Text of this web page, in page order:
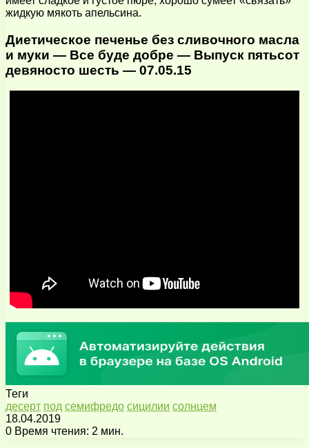
жидкую мякоть апельсина.
Диетическое печенье без сливочного масла
и муки — Все буде добре — Выпуск пятьсот
девяносто шесть — 07.05.15
Теги
десерт под семифредо сицилии солнцем
18.04.2019
0 Время чтения: 2 мин.